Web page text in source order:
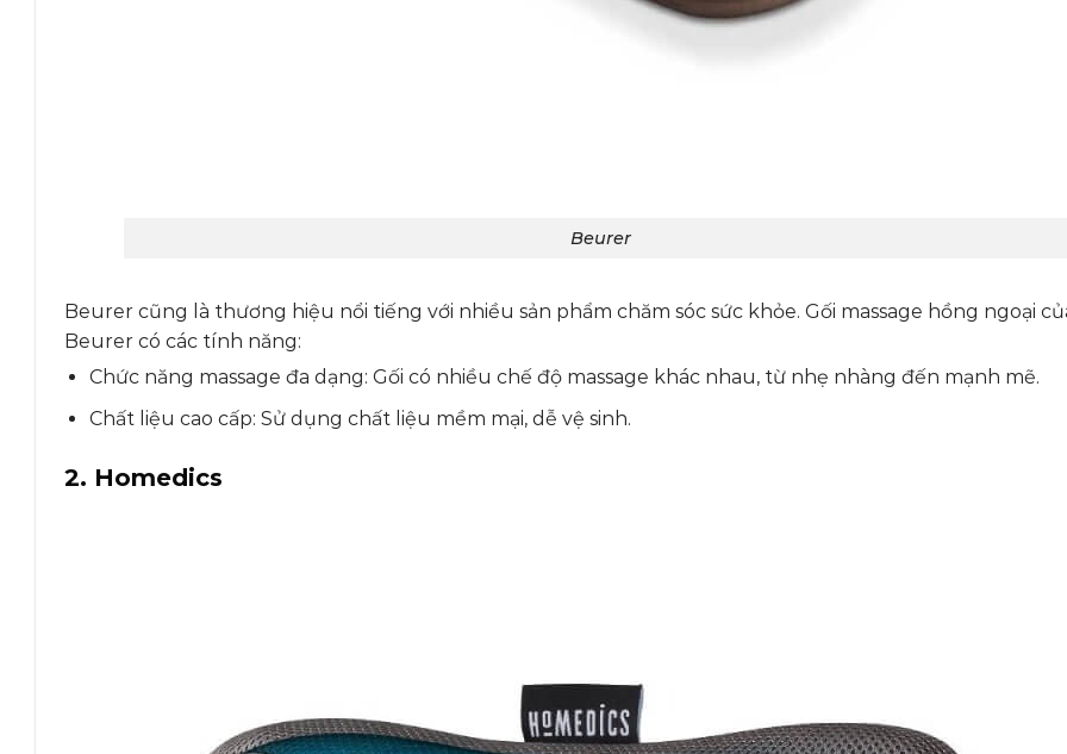
Beurer
Beurer cũng là thương hiệu nổi tiếng với nhiều sản phẩm chăm sóc sức khỏe. Gối massage hồng ngoại
Beurer có các tính năng:
Chức năng massage đa dạng: Gối có nhiều chế độ massage khác nhau, từ nhẹ nhàng đến mạnh mẽ.
Chất liệu cao cấp: Sử dụng chất liệu mềm mại, dễ vệ sinh.
2. Homedics